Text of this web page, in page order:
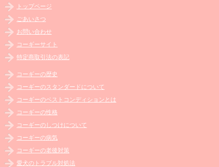
トップページ
ごあいさつ
お問い合わせ
コーギーサイト
特定商取引法の表記
コーギーの歴史
コーギーのスタンダードについて
コーギーのベストコンディションとは
コーギーの性格
コーギーのしつけについて
コーギーの病気
コーギーの老後対策
愛犬のトラブル対処法